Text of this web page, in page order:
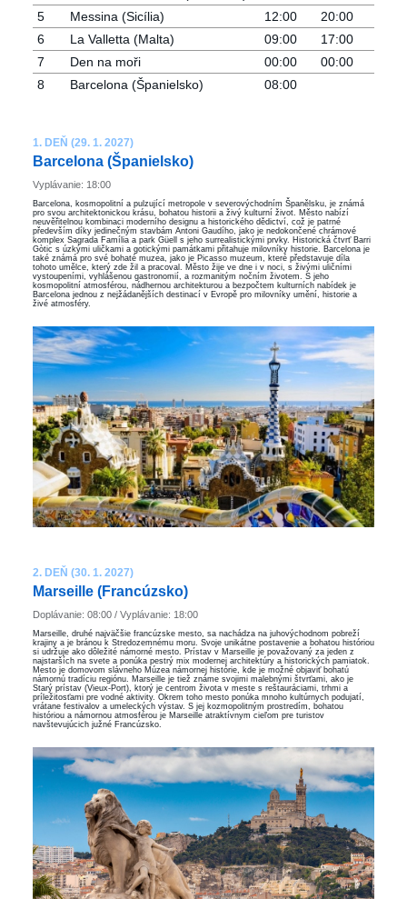
5
Messina (Sicília) 12:00
20:00
6
La Valletta (Malta) 09:00
17:00
7
Den na moři 00:00
00:00
8
Barcelona ​​(Španielsko) 08:00
1. DEŇ (29. 1. 2027)
Barcelona ​​(Španielsko)
Vyplávanie: 18:00
Barcelona, kosmopolitní a pulzující metropole v severovýchodním Španělsku, je známá
pro svou architektonickou krásu, bohatou historii a živý kulturní život. Město nabízí
neuvěřitelnou kombinaci moderního designu a historického dědictví, což je patrné
především díky jedinečným stavbám Antoni Gaudího, jako je nedokončené chrámové
komplex Sagrada Família a park Güell s jeho surrealistickými prvky. Historická čtvrť Barri
Gòtic s úzkými uličkami a gotickými památkami přitahuje milovníky historie. Barcelona je
také známá pro své bohaté muzea, jako je Picasso muzeum, které představuje díla
tohoto umělce, který zde žil a pracoval. Město žije ve dne i v noci, s živými uličními
vystoupeními, vyhlášenou gastronomií, a rozmanitým nočním životem. S jeho
kosmopolitní atmosférou, nádhernou architekturou a bezpočtem kulturních nabídek je
Barcelona jednou z nejžádanějších destinací v Evropě pro milovníky umění, historie a
živé atmosféry.
2. DEŇ (30. 1. 2027)
Marseille (Francúzsko)
Doplávanie: 08:00 / Vyplávanie: 18:00
Marseille, druhé najväčšie francúzske mesto, sa nachádza na juhovýchodnom pobreží
krajiny a je bránou k Stredozemnému moru. Svoje unikátne postavenie a bohatou históriou
si udržuje ako dôležité námorné mesto. Prístav v Marseille je považovaný za jeden z
najstarších na svete a ponúka pestrý mix modernej architektúry a historických pamiatok.
Mesto je domovom slávneho Múzea námornej histórie, kde je možné objaviť bohatú
námornú tradíciu regiónu. Marseille je tiež známe svojimi malebnými štvrťami, ako je
Starý prístav (Vieux-Port), ktorý je centrom života v meste s reštauráciami, trhmi a
príležitosťami pre vodné aktivity. Okrem toho mesto ponúka mnoho kultúrnych podujatí,
vrátane festivalov a umeleckých výstav. S jej kozmopolitným prostredím, bohatou
históriou a námornou atmosférou je Marseille atraktívnym cieľom pre turistov
navštevujúcich južné Francúzsko.